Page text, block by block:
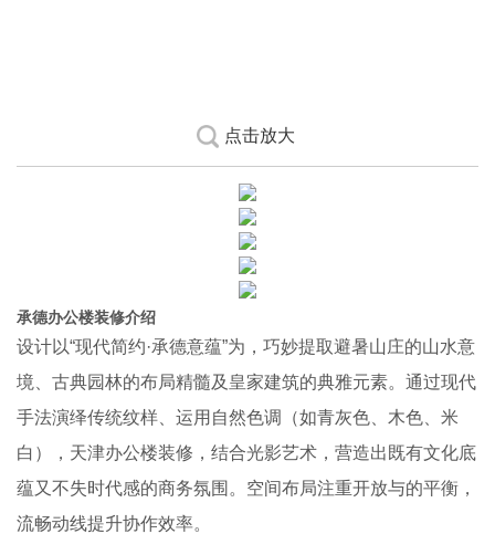
点击放大
承德办公楼装修介绍
设计以“现代简约·承德意蕴”为，巧妙提取避暑山庄的山水意
境、古典园林的布局精髓及皇家建筑的典雅元素。通过现代
手法演绎传统纹样、运用自然色调（如青灰色、木色、米
白），天津办公楼装修，结合光影艺术，营造出既有文化底
蕴又不失时代感的商务氛围。空间布局注重开放与的平衡，
流畅动线提升协作效率。